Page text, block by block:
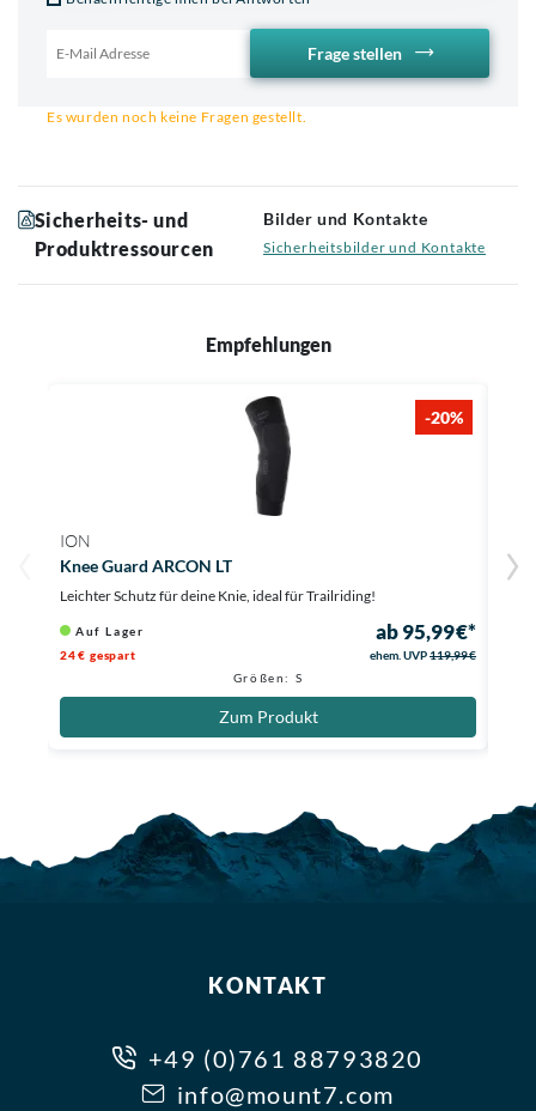
Frage stellen
Es wurden noch keine Fragen gestellt.
Sicherheits- und
Produktressourcen
Bilder und Kontakte
Sicherheitsbilder und Kontakte
Empfehlungen
-20%
ION
Knee Guard ARCON LT
Leichter Schutz für deine Knie, ideal für Trailriding!
Auf Lager ab 95,99 €*
24 € gespart ehem. UVP119,99 €
Größen: S
Zum Produkt
KONTAKT
+49 (0)761 88793820
info@mount7.com